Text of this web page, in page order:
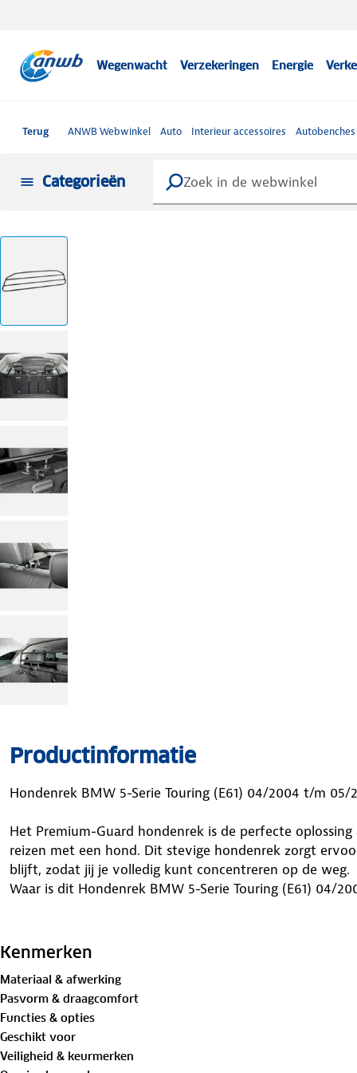
Wegenwacht Verzekeringen Energie
Terug ANWB Webwinkel Auto Interieur accessoires
Categorieën
Productinformatie
Hondenrek BMW 5-Serie Touring (E61) 04/2004 t/m 05/
Het Premium-Guard hondenrek is de perfecte
reizen met een hond. Dit stevige hondenrek zorgt
blijft, zodat jij je volledig kunt concentreren op de weg.
Waar is dit Hondenrek BMW 5-Serie Touring (E61) 04/
hondenrek vervoer je je huisdier niet alleen veiliger,
Daarnaast maximaliseert dit hondenrek de
bagage of onbeveiligde lading schade veroorzaakt of
Ideaal voor iedereen die veiligheid, comfort en
Voordelen van dit Hondenrek BMW 5-Serie Touring
Kenmerken
Materiaal & afwerking
Pasvorm & draagcomfort
Functies & opties
Geschikt voor
Veiligheid & keurmerken